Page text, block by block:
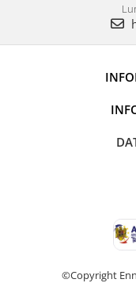
©Copyright